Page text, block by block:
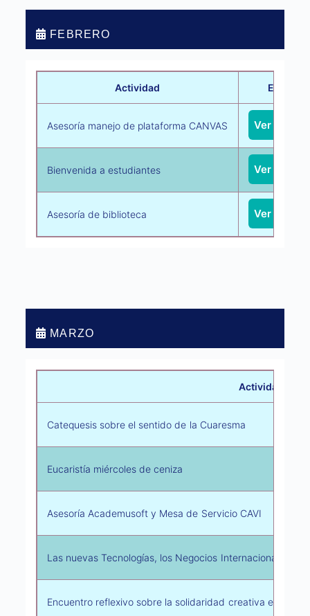
FEBRERO
Actividad Enlace
Asesoría manejo de plataforma CANVAS Ver
Bienvenida a estudiantes Ver
Asesoría de biblioteca Ver
MARZO
Actividad
Catequesis sobre el sentido de la Cuaresma
Eucaristía miércoles de ceniza
Asesoría Academusoft y Mesa de Servicio CAVI
Las nuevas Tecnologías, los Negocios Internacionales y
Encuentro reflexivo sobre la solidaridad creativa en